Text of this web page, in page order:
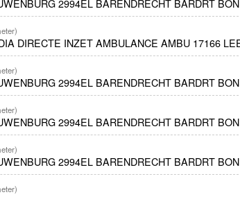
2994EL BARENDRECHT BARDRT
DIRECTE INZET AMBULANCE AMBU 17166
2994EL BARENDRECHT BARDRT
2994EL BARENDRECHT BARDRT
2994EL BARENDRECHT BARDRT